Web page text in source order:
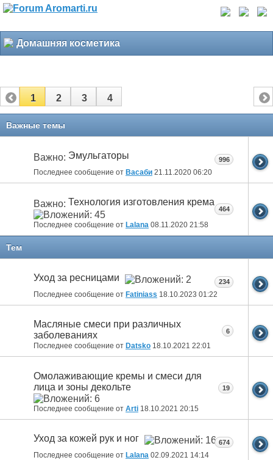
Домашняя косметика
1 2 3 4
Важные темы
Важно: Эмульгаторы
Последнее сообщение от Васаби 21.11.2020 06:20
996
Важно: Технология изготовления крема
Последнее сообщение от Lalana 08.11.2020 21:58
464
Тем
Уход за ресницами
Последнее сообщение от Fatiniass 18.10.2023 01:22
234
Масляные смеси при различных
заболеваниях
Последнее сообщение от Datsko 18.10.2021 22:01
6
Омолаживающие кремы и смеси для
лица и зоны декольте
Последнее сообщение от Arti 18.10.2021 20:15
19
Уход за кожей рук и ног
Последнее сообщение от Lalana 02.09.2021 14:14
674